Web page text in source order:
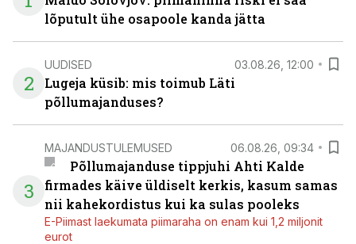
lõputult ühe osapoole kanda jätta
2
UUDISED 03.08.26, 12:00
Lugeja küsib: mis toimub Läti
põllumajanduses?
3
MAJANDUSTULEMUSED 06.08.26, 09:34
Põllumajanduse tippjuhi Ahti Kalde
firmades käive üldiselt kerkis, kasum samas
nii kahekordistus kui ka sulas pooleks
E-Piimast laekumata piimaraha on enam kui 1,2 miljonit
eurot